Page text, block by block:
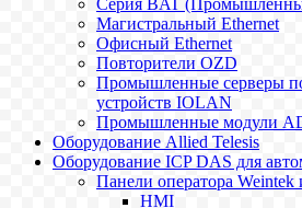
Серия BAT
Магистральный Ethernet
Офисный Ethernet
Повторители OZD
Промышленные серверы
устройств IOLAN
Промышленные модули
Оборудование Allied Telesis
Оборудование ICP DAS для
Панели оператора Weintek
HMI